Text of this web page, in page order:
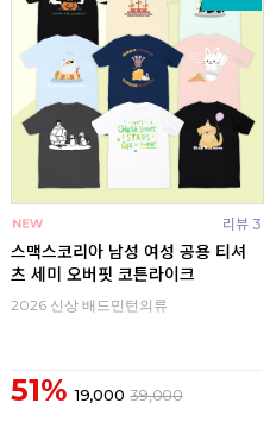
리뷰 3
스맥스코리아 남성 여성 공용 티셔
츠 세미 오버핏 코튼라이크
2026 신상 배드민턴의류
51% 19,000 39,000